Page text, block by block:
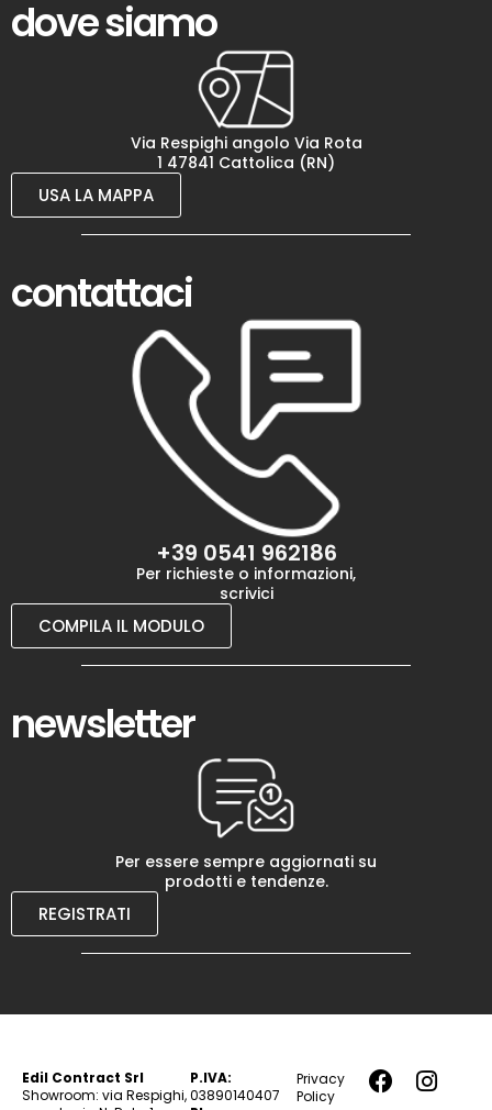
dove siamo
Via Respighi angolo Via Rota
1 47841 Cattolica (RN)
USA LA MAPPA
contattaci
+39 0541 962186
Per richieste o informazioni,
scrivici
COMPILA IL MODULO
newsletter
Per essere sempre aggiornati su
prodotti e tendenze.
REGISTRATI
Edil Contract Srl
Showroom: via Respighi,
P.IVA:
03890140407
Privacy
Policy